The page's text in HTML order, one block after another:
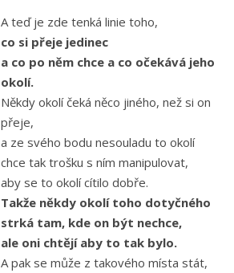
A teď je zde tenká linie toho,
co si přeje jedinec
a co po něm chce a co očekává jeho
okolí.
Někdy okolí čeká něco jiného, než si on
přeje,
a ze svého bodu nesouladu to okolí
chce tak trošku s ním manipulovat,
aby se to okolí cítilo dobře.
Takže někdy okolí toho dotyčného
strká tam, kde on být nechce,
ale oni chtějí aby to tak bylo.
A pak se může z takového místa stát,